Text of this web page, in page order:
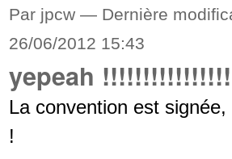
Par jpcw — Dernière
26/06/2012 15:43
yepeah
La convention est
!